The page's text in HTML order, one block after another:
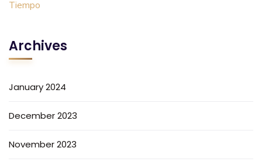
Archives
January 2024
December 2023
November 2023